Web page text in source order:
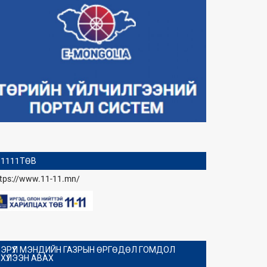
1111ТӨВ
www.11-11.mn/
ЭРҮҮЛ МЭНДИЙН ГАЗРЫН ӨРГӨДӨЛ ГОМДОЛ
ХҮЛЭЭН АВАХ